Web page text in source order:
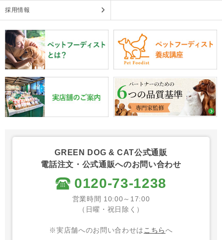
採用情報
GREEN DOG & CAT公式通販
電話注文・公式通販へのお問い合わせ
0120-73-1238
営業時間 10:00～17:00
（日曜・祝日除く）
※実店舗へのお問い合わせは こちらへ